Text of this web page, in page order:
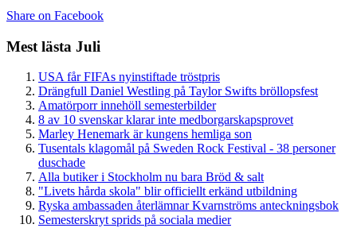
Share on Facebook
Mest lästa Juli
USA får FIFAs nyinstiftade tröstpris
Drängfull Daniel Westling på Taylor Swifts bröllopsfest
Amatörporr innehöll semesterbilder
8 av 10 svenskar klarar inte medborgarskapsprovet
Marley Henemark är kungens hemliga son
Tusentals klagomål på Sweden Rock Festival - 38 personer
duschade
Alla butiker i Stockholm nu bara Bröd & salt
"Livets hårda skola" blir officiellt erkänd utbildning
Ryska ambassaden återlämnar Kvarnströms anteckningsbok
Semesterskryt sprids på sociala medier